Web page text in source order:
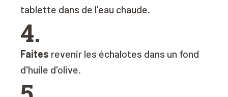
tablette dans de l'eau chaude.
4.
Faites revenir les échalotes dans un fond
d'huile d'olive.